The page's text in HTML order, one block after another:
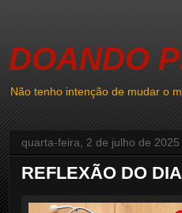
DOANDO
Não tenho intenção de mudar o
quarta-feira, 2 de julho de 2025
REFLEXÃO DO